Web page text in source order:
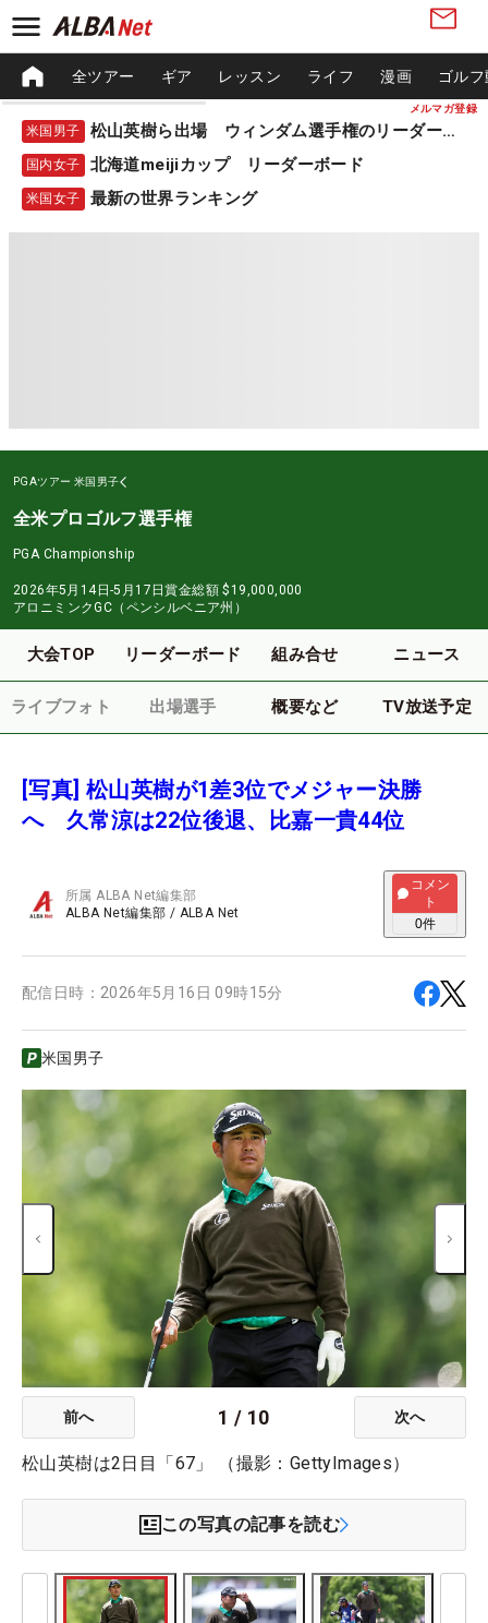
メルマガ登録
全ツアー ギア レッスン ライフ 漫画 ゴル
米国男子 松山英樹ら出場 ウィンダム選手権のリーダーボード
国内女子 北海道meijiカップ リーダーボード
米国女子 最新の世界ランキング
PGAツアー 米国男子
全米プロゴルフ選手権
PGA Championship
2026年5月14日-5月17日賞金総額 $19,000,000
アロニミンクGC（ペンシルベニア州）
大会TOP リーダーボード 組み合せ ニュース
ライブフォト 出場選手 概要など TV放送予定
[写真] 松山英樹が1差3位でメジャー決勝
へ 久常涼は22位後退、比嘉一貴44位
所属ALBA Net編集部
ALBA Net編集部 / ALBA Net
コメン
ト
0件
配信日時： 2026年5月16日 09時15分
米国男子
前へ 1 / 10 次へ
松山英樹は2日目「67」 （撮影：GettyImages）
この写真の記事を読む